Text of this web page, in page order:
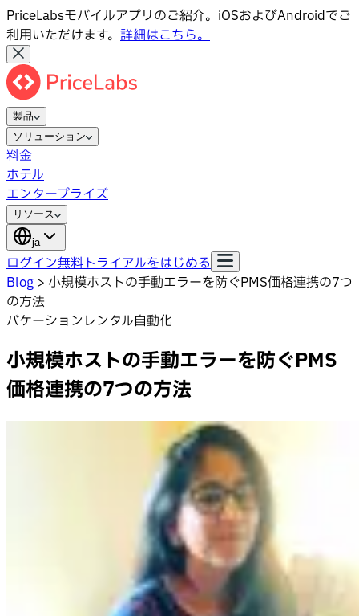
PriceLabsモバイルアプリのご紹介。iOSおよびAndroidでご
利用いただけます。 詳細はこちら。
製品
ソリューション
料金
ホテル
エンタープライズ
リソース
ja
ログイン無料トライアルをはじめる
Blog > 小規模ホストの手動エラーを防ぐPMS価格連携の7つ
の方法
バケーションレンタル自動化
小規模ホストの手動エラーを防ぐPMS
価格連携の7つの方法